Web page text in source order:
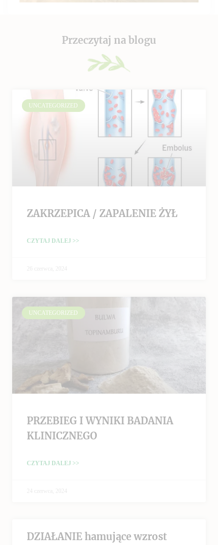
Przeczytaj na blogu
UNCATEGORIZED
ZAKRZEPICA / ZAPALENIE ŻYŁ
CZYTAJ DALEJ >>
26 czerwca, 2024
UNCATEGORIZED
PRZEBIEG I WYNIKI BADANIA
KLINICZNEGO
CZYTAJ DALEJ >>
24 czerwca, 2024
DZIAŁANIE hamujące wzrost